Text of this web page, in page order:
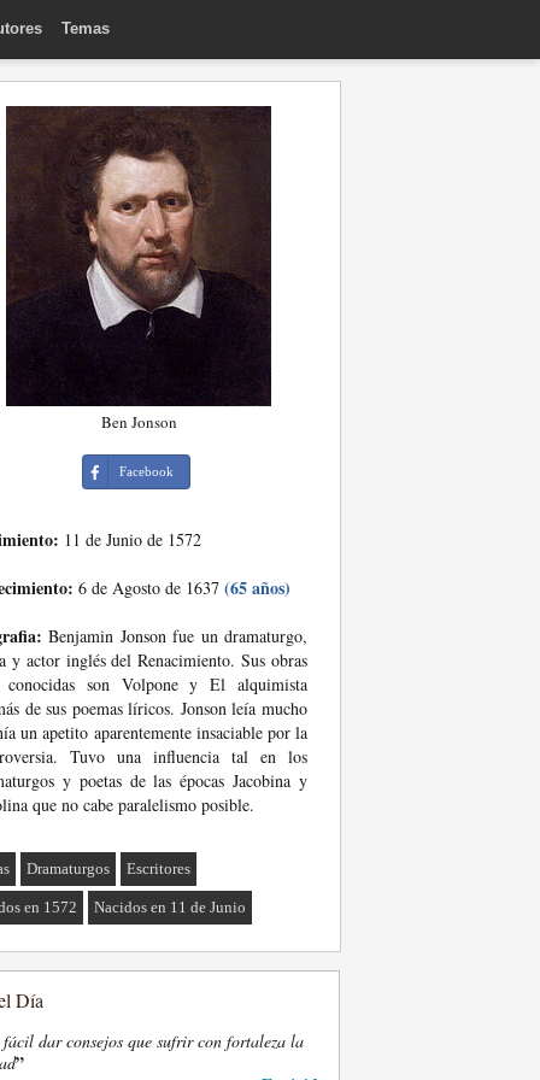
Temas
Ben Jonson
Facebook
11 de Junio de 1572
6 de Agosto de 1637 (65 años)
Benjamin Jonson fue un dramaturgo,
y actor inglés del Renacimiento. Sus obras
conocidas son Volpone y El alquimista
de sus poemas líricos. Jonson leía mucho
un apetito aparentemente insaciable por la
Tuvo una influencia tal en los
y poetas de las épocas Jacobina y
que no cabe paralelismo posible.
Dramaturgos Escritores
en 1572 Nacidos en 11 de Junio
Día
fácil dar consejos que sufrir con fortaleza la
”